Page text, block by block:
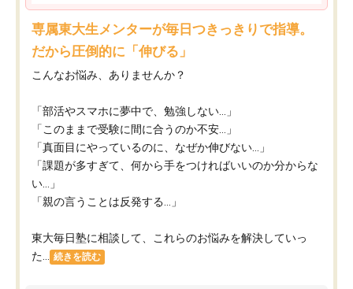
専属東大生メンターが毎日つきっきりで指導。
だから圧倒的に「伸びる」
こんなお悩み、ありませんか？
「部活やスマホに夢中で、勉強しない…」
「このままで受験に間に合うのか不安…」
「真面目にやっているのに、なぜか伸びない…」
「課題が多すぎて、何から手をつければいいのか分からな
い…」
「親の言うことは反発する…」
東大毎日塾に相談して、これらのお悩みを解決していっ
た...
続きを読む